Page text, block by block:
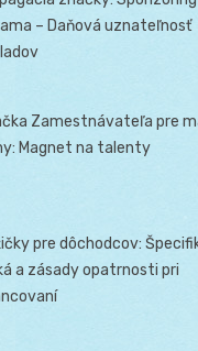
– Daňová uznateľnosť
Zamestnávateľa pre
Magnet na talenty
pre dôchodcov:
a zásady opatrnosti pri